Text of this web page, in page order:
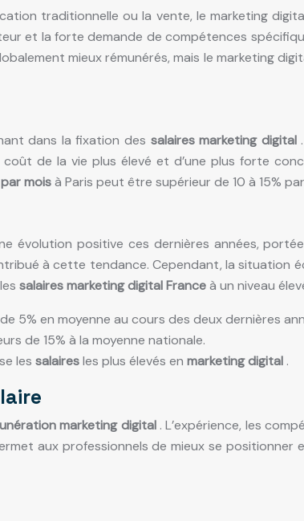
traditionnelle ou la vente, le marketing
et la forte demande de compétences
mieux rémunérés, mais le marketing
dans la fixation des salaires marketing digital
coût de la vie plus élevé et d’une plus forte
moisà Paris peut être supérieur de 10 à 15%
évolution positive ces dernières années,
à cette tendance. Cependant, la situation
salaires marketing digital Franceà un niveau
5% en moyenne au cours des deux dernières
de 15% à la moyenne nationale.
les salairesles plus élevés en marketing digital .
marketing digital . L’expérience, les
aux professionnels de mieux se positionner